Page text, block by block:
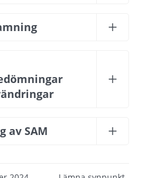
av SAM